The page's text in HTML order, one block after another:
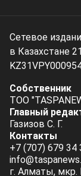
Сетевое
в Казахстане
Собственник
ТОО
Главный
Газизов С. Г.
Контакты
+7 (707) 679 34
г. Алматы,